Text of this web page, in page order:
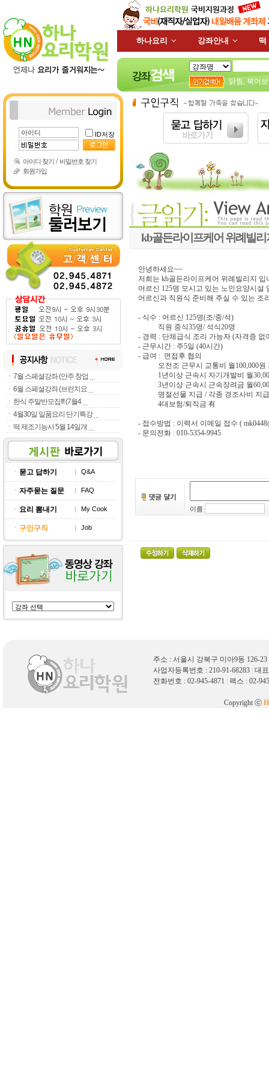
하나요리 강좌안내 떡
닭찜 북어
ID저장
아이디 찾기 / 비밀번호 찾기
회원가입
ㆍ 7월 스페셜강좌 (안주 창업
ㆍ 6월 스페셜강좌 (브런치요
ㆍ 한식 주말반모집!!! (7월4
ㆍ 4월30일 일품요리 단기특강
ㆍ 떡 제조기능사 5월 14일개
ㆍ 묻고 답하기 | Q&A
ㆍ 자주묻는 질문 | FAQ
ㆍ 요리 뽐내기 | My Cook
ㆍ 구인구직 | Job
kb골든라이프케어 위례빌리
안녕하세요~~
저희는 kb골든라이프케어 위례빌리지 입
어르신 125명 모시고 있는 노인요양시설
어르신과 직원식 준비해 주실 수 있는 조
- 식수 : 어르신 125명(조/중/석)
직원 중식35명/ 석식20명
- 경력 : 단체급식 조리 가능자 (자격증 없
- 근무시간 : 주5일 (40시간)
- 급여 : 면접후 협의
오전조 근무시 교통비 월100,000원
1년이상 근속시 자기개발비 월
3년이상 근속시 근속장려금 월
명절선물 지급 / 각종 경조사비 지급
4대보험/퇴직금 有
- 접수방법 : 이력서 이메일 접수 (
- 문의전화 : 010-5354-9945
이름
주소 : 서울시 강북구 미아9동 126-
사업자등록번호 : 210-91-68283 대
전화번호 : 02-945-4871
팩스 : 02-
Copyright ⓒ